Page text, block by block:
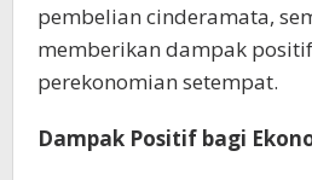
pembelian cinderamata,
memberikan dampak
perekonomian setempat.
Dampak Positif bagi